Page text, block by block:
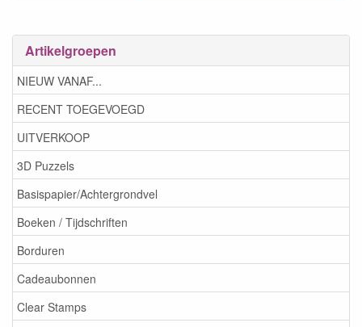
Artikelgroepen
NIEUW VANAF...
RECENT TOEGEVOEGD
UITVERKOOP
3D Puzzels
Basispapier/Achtergrondvel
Boeken / Tijdschriften
Borduren
Cadeaubonnen
Clear Stamps